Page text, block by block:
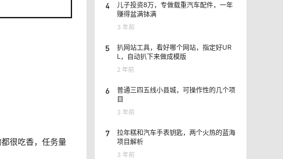
很吃香，任务量
4
儿子投资8万，专做载重汽车配件，一年
赚得盆满钵满
3 年前
5
扒网站工具，看好哪个网站，指定好UR
L，自动扒下来做成模版
2 年前
6
普通三四五线小县城，可操作性的几个项
目
3 年前
7
拉年糕和汽车手表钥匙，两个火热的蓝海
项目解析
3 年前